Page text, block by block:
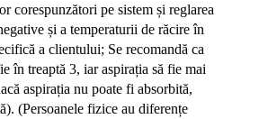
corespunzători pe sistem și reglarea
și a temperaturii de răcire în
a clientului; Se recomandă ca
în treaptă 3, iar aspirația să fie mai
aspirația nu poate fi absorbită,
(Persoanele fizice au diferențe